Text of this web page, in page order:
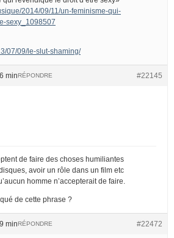
2014/09/11/un-feminisme-qui-
sexy_1098507
07/09/le-slut-shaming/
min #22145
RÉPONDRE
de faire des choses humiliantes
avoir un rôle dans un film etc
homme n’accepterait de faire.
de cette phrase ?
min #22472
RÉPONDRE